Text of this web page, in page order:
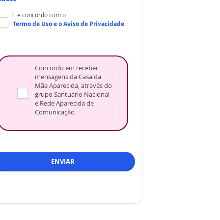
Li e concordo com o
Termo de Usoe oAviso de Privacidade
Concordo em receber
mensagens da Casa da
Mãe Aparecida, através do
grupo Santuário Nacional
e Rede Aparecida de
Comunicação
ENVIAR